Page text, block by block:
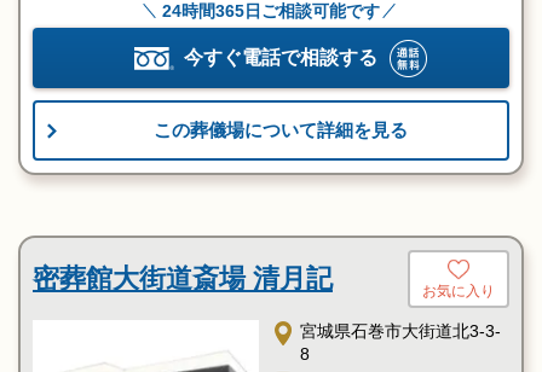
24時間365日ご相談可能です
今すぐ電話で相談する
この葬儀場について詳細を見る
密葬館大街道斎場 清月記 お気に入り
宮城県石巻市大街道北3-3-
8